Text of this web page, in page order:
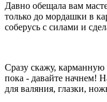
Давно обещала вам
только до мордашки в
соберусь с силами и
Сразу скажу,
пока - давайте начнем!
для валяния, глазки,